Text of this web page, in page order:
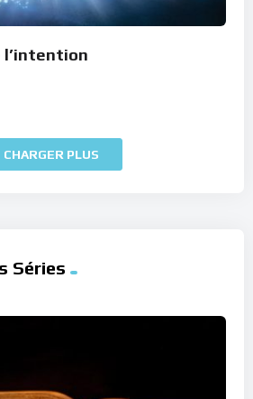
l’intention
CHARGER PLUS
Séries